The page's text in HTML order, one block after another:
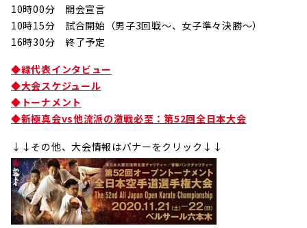
10時00分 開会宣言
10時15分 試合開始（男子3回戦～、女子準々決勝～）
16時30分 終了予定
◆緑代表インタビュー
◆大会スケジュール
◆トーナメント
◆新極真会vs他流派の激戦必至：第52回全日本大会
↓↓その他、大会情報はバナーをクリック↓↓